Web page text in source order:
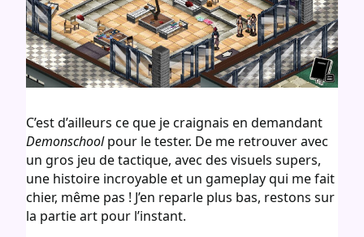
C’est d’ailleurs ce que je craignais en demandant
Demonschoolpour le tester. De me retrouver avec
un gros jeu de tactique, avec des visuels supers,
une histoire incroyable et un gameplay qui me fait
chier, même pas ! J’en reparle plus bas, restons sur
la partie art pour l’instant.